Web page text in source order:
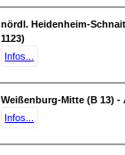
nördl. Heidenheim-
1123)
Infos...
Weißenburg-Mitte (B 13) -
Infos...